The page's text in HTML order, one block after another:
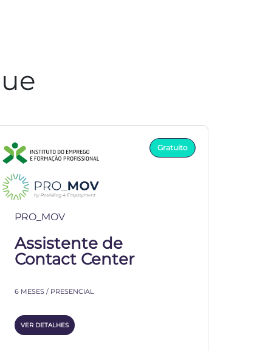
Gratuito
PRO_MOV
Assistente de
Contact Center
6 MESES / PRESENCIAL
VER DETALHES